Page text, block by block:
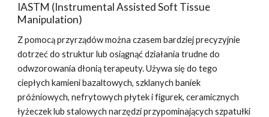
IASTM (Instrumental Assisted Soft Tissue
Manipulation)
Z pomocą przyrządów można czasem bardziej precyzyjnie
dotrzeć do struktur lub osiągnąć działania trudne do
odwzorowania dłonią terapeuty. Używa się do tego
ciepłych kamieni bazaltowych, szklanych baniek
próżniowych, nefrytowych płytek i figurek, ceramicznych
łyżeczek lub stalowych narzędzi przypominających szpatułki